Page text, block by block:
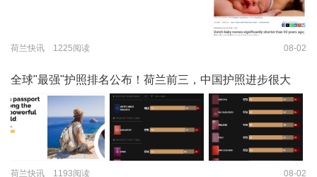
荷兰快讯 1225阅读 08-02
全球"最强"护照排名公布！荷兰前三，中国护照进步很大
荷兰快讯 1193阅读 08-02